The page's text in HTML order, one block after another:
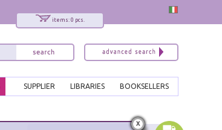
items: 0 pcs.
BOOKSELLERS
LIBRARIES
SUPPLIER
x